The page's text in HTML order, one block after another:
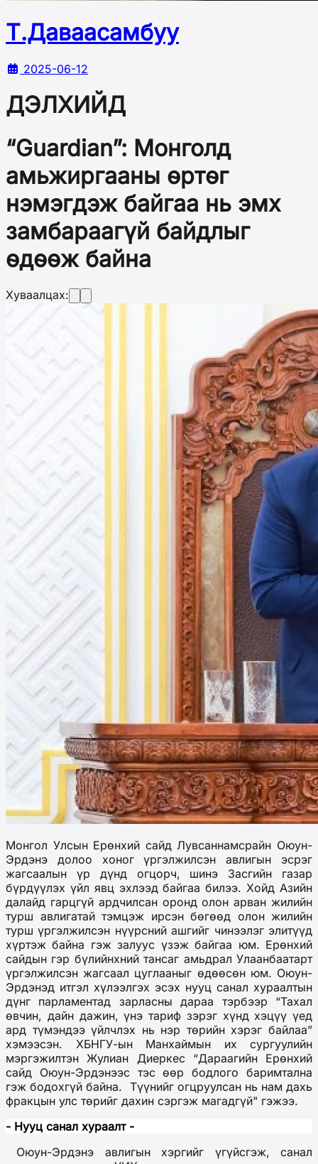
Т.Даваасамбуу
2025-06-12
ДЭЛХИЙД
“Guardian”: Монголд
амьжиргааны өртөг
нэмэгдэж байгаа нь эмх
замбараагүй байдлыг
өдөөж байна
Хуваалцах:
Монгол Улсын Ерөнхий сайд Лувсаннамсрайн Оюун-
Эрдэнэ долоо хоног үргэлжилсэн авлигын эсрэг
жагсаалын үр дүнд огцорч, шинэ Засгийн газар
бүрдүүлэх үйл явц эхлээд байгаа билээ. Хойд Азийн
далайд гарцгүй ардчилсан орондолон арван жилийн
турш авлигатай тэмцэж ирсэн бөгөөд олон жилийн
турш үргэлжилсэн нүүрсний ашгийг чинээлэг элитүүд
хүртэж байна гэж залуус үзэж байгаа юм. Ерөнхий
сайдын гэр бүлийнхний тансаг амьдрал Улаанбаатарт
үргэлжилсэн жагсаал цуглааныг өдөөсөнюм. Оюун-
Эрдэнэд итгэл хүлээлгэх эсэх нууц санал хураалтын
дүнг парламентад зарласны дараа тэрбээр “Тахал
өвчин, дайн дажин, үнэ тариф зэрэг хүнд хэцүү үед
ард түмэндээүйлчлэх нь нэр төрийн хэрэг байлаа”
хэмээсэн.
ХБНГУ-ын Манхаймын их сургуулийн
мэргэжилтэн Жулиан Диеркес “Дараагийн Ерөнхий
сайд Оюун-Эрдэнээс тэс өөр бодлого баримтална
гэж бодохгүй байна. Түүнийг огцруулсан нь нам дахь
фракцын улс төрийг дахин сэргэж магадгүй" гэжээ.
- Нууц санал хураалт -
Оюун-Эрдэнэ авлигын хэргийг үгүйсгэж, санал